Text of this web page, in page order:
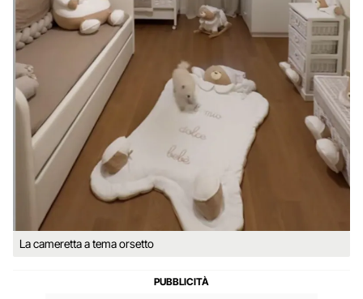
La cameretta a tema orsetto